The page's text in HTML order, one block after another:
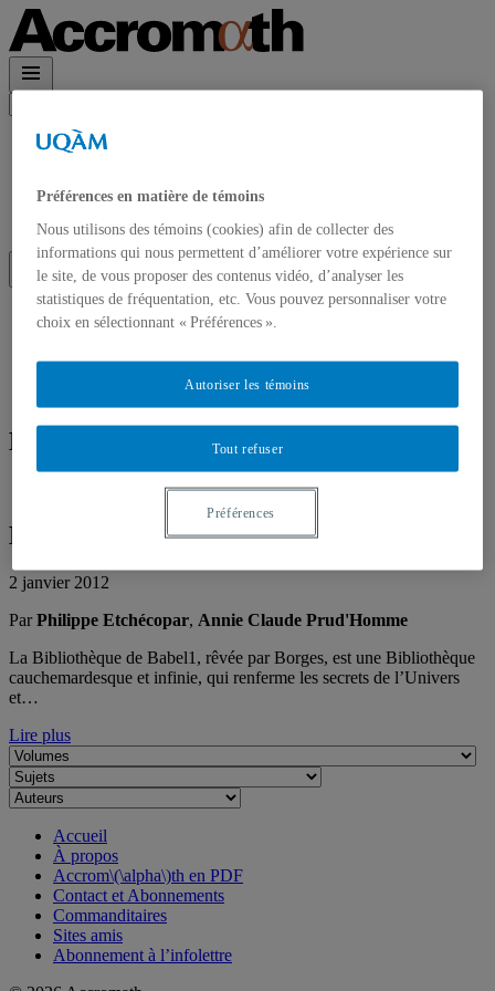
Accueil
Contact et Abonnements
Abonnement à l’infolettre
Accueil
Contact et Abonnements
Abonnement à l’infolettre
Écrit par Annie Claude Prud'Homme
Bibliothèque de Babel
2 janvier 2012
ParPhilippe Etchécopar, Annie Claude Prud'Homme
La Bibliothèque de Babel1, rêvée par Borges, est une Bibliothèque
cauchemardesque et infinie, qui renferme les secrets de l’Univers
et…
Lire plus
Accueil
À propos
Accrom\(\alpha\)th en PDF
Contact et Abonnements
Commanditaires
Sites amis
Abonnement à l’infolettre
Préférences en matière de témoins
Nous utilisons des témoins (cookies) afin de collecter des
informations qui nous permettent d’améliorer votre expérience sur
le site, de vous proposer des contenus vidéo, d’analyser les
statistiques de fréquentation, etc. Vous pouvez personnaliser votre
choix en sélectionnant « Préférences ».
Tout refuser
Autoriser les témoins
Préférences